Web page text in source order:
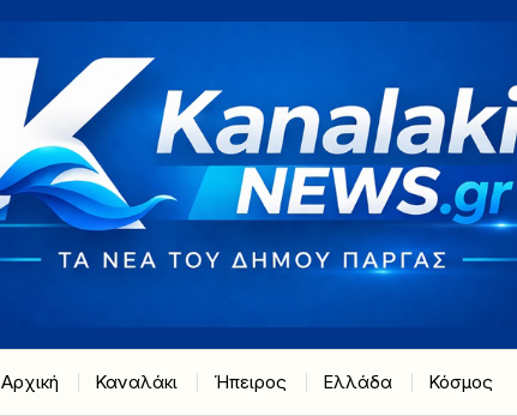
Αρχική Καναλάκι Ήπειρος Ελλάδα Κόσμος